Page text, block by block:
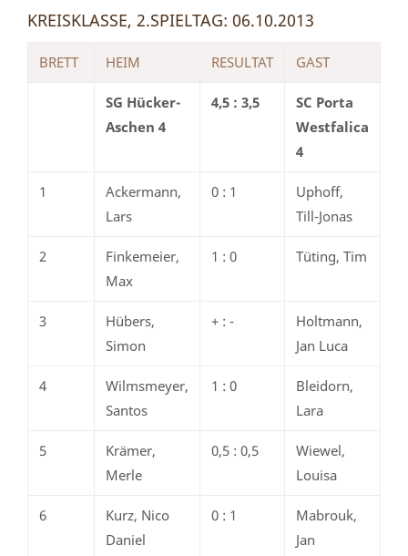
KREISKLASSE, 2.SPIELTAG: 06.10.2013
BRETT HEIM RESULTAT GAST
SG Hücker-
Aschen 4
4,5 : 3,5
SC Porta
Westfalica
4
1
Ackermann,
Lars
0 : 1
Uphoff,
Till-Jonas
2
Finkemeier,
Max
1 : 0 Tüting, Tim
3
Hübers,
Simon
+ : -
Holtmann,
Jan Luca
4
Wilmsmeyer,
Santos
1 : 0
Bleidorn,
Lara
5
Krämer,
Merle
0,5 : 0,5
Wiewel,
Louisa
6
Kurz, Nico
Daniel
0 : 1
Mabrouk,
Jan